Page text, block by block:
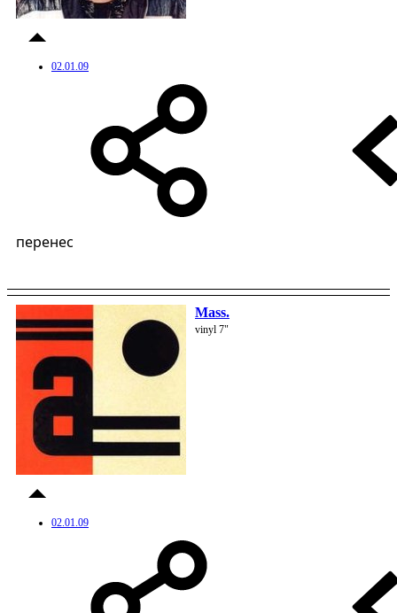
02.01.09
перенес
Mass.
vinyl 7"
02.01.09